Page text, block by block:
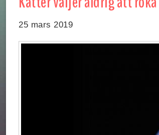
25 mars 2019